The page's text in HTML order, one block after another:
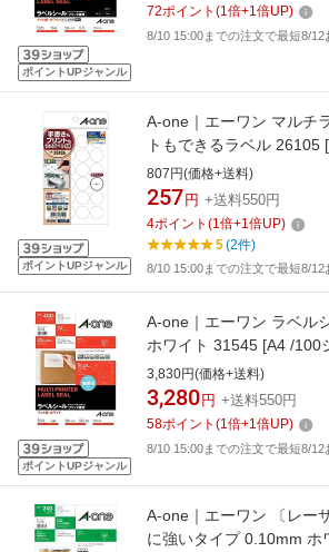
ポイントUPジャンル
72ポイント (1倍+1倍UP)
8/10 15:00までの注文で最短8/12
ポイントUPジャンル
A-one｜エーワン マルチ
トもできるラベル 26105
面 /マット]
807円(価格+送料)
257 円 +送料550円
4ポイント (1倍+1倍UP)
5(2件)
8/10 15:00までの注文で最短8/12
ポイントUPジャンル
A-one｜エーワン ラベル
ホワイト 31545 [A4 /100
3,830円(価格+送料)
3,280 円 +送料550円
58ポイント (1倍+1倍UP)
8/10 15:00までの注文で最短8/12
A-one｜エーワン 〔レー
に強いタイプ 0.10mm ホ